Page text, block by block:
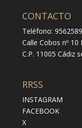
CONTACTO
Teléfono:
Calle Cobos nº
C.P. 11005 Cádiz
RRSS
INSTAGRAM
FACEBOOK
X